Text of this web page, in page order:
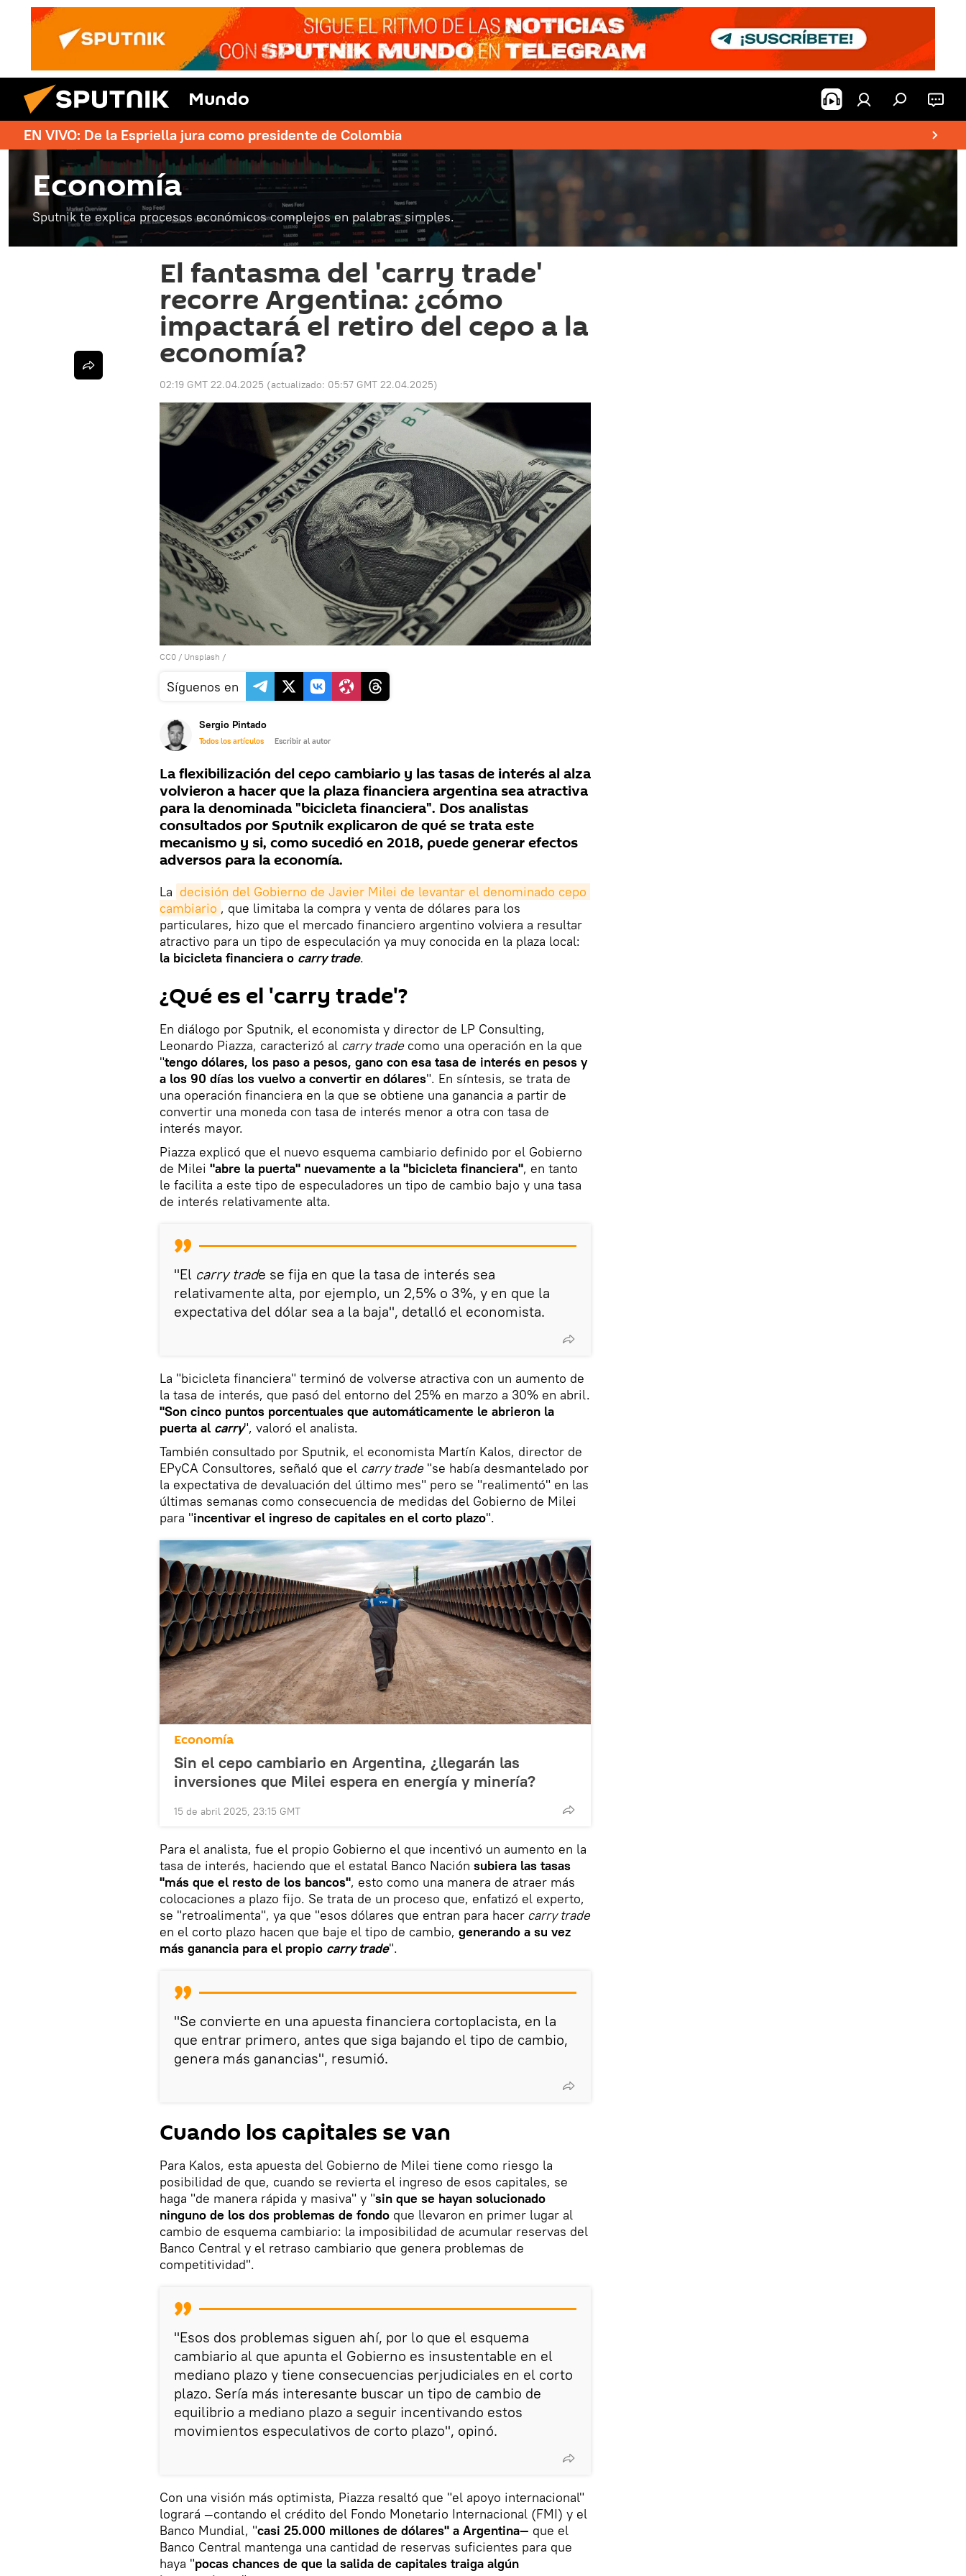
Mundo
EN VIVO: De la Espriella jura como presidente de Colombia
Economía
Sputnik te explica procesos económicos complejos en palabras simples.
El fantasma del 'carry trade'
recorre Argentina: ¿cómo
impactará el retiro del cepo a la
economía?
02:19 GMT 22.04.2025 (actualizado: 05:57 GMT 22.04.2025)
CC0 / Unsplash /
Síguenos en
Sergio Pintado
Todos los artículos Escribir al autor
La flexibilización del cepo cambiario y las tasas de interés al alza
volvieron a hacer que la plaza financiera argentina sea atractiva
para la denominada "bicicleta financiera". Dos analistas
consultados por Sputnik explicaron de qué se trata este
mecanismo y si, como sucedió en 2018, puede generar efectos
adversos para la economía.
La decisión del Gobierno de Javier Milei de levantar el denominado cepo
cambiario , que limitaba la compra y venta de dólares para los
particulares, hizo que el mercado financiero argentino volviera a resultar
atractivo para un tipo de especulación ya muy conocida en la plaza local:
la bicicleta financiera o carry trade.
¿Qué es el 'carry trade'?
En diálogo por Sputnik, el economista y director de LP Consulting,
Leonardo Piazza, caracterizó al carry tradecomo una operación en la que
"tengo dólares, los paso a pesos, gano con esa tasa de interés en pesos y
a los 90 días los vuelvo a convertir en dólares". En síntesis, se trata de
una operación financiera en la que se obtiene una ganancia a partir de
convertir una moneda con tasa de interés menor a otra con tasa de
interés mayor.
Piazza explicó que el nuevo esquema cambiario definido por el Gobierno
de Milei "abre la puerta" nuevamente a la "bicicleta financiera", en tanto
le facilita a este tipo de especuladores un tipo de cambio bajo y una tasa
de interés relativamente alta.
"El carry trade se fija en que la tasa de interés sea
relativamente alta, por ejemplo, un 2,5% o 3%, y en que la
expectativa del dólar sea a la baja", detalló el economista.
La "bicicleta financiera" terminó de volverse atractiva con un aumento de
la tasa de interés, que pasó del entorno del 25% en marzo a 30% en abril.
"Son cinco puntos porcentuales que automáticamente le abrieron la
puerta al carry", valoró el analista.
También consultado por Sputnik, el economista Martín Kalos, director de
EPyCA Consultores, señaló que el carry trade"se había desmantelado por
la expectativa de devaluación del último mes" pero se "realimentó" en las
últimas semanas como consecuencia de medidas del Gobierno de Milei
para "incentivar el ingreso de capitales en el corto plazo".
Economía
Sin el cepo cambiario en Argentina, ¿llegarán las
inversiones que Milei espera en energía y minería?
15 de abril 2025, 23:15 GMT
Para el analista, fue el propio Gobierno el que incentivó un aumento en la
tasa de interés, haciendo que el estatal Banco Nación subiera las tasas
"más que el resto de los bancos", esto como una manera de atraer más
colocaciones a plazo fijo. Se trata de un proceso que, enfatizó el experto,
se "retroalimenta", ya que "esos dólares que entran para hacer carry trade
en el corto plazo hacen que baje el tipo de cambio, generando a su vez
más ganancia para el propio carry trade".
"Se convierte en una apuesta financiera cortoplacista, en la
que entrar primero, antes que siga bajando el tipo de cambio,
genera más ganancias", resumió.
Cuando los capitales se van
Para Kalos, esta apuesta del Gobierno de Milei tiene como riesgo la
posibilidad de que, cuando se revierta el ingreso de esos capitales, se
haga "de manera rápida y masiva" y "sin que se hayan solucionado
ninguno de los dos problemas de fondo que llevaron en primer lugar al
cambio de esquema cambiario: la imposibilidad de acumular reservas del
Banco Central y el retraso cambiario que genera problemas de
competitividad".
"Esos dos problemas siguen ahí, por lo que el esquema
cambiario al que apunta el Gobierno es insustentable en el
mediano plazo y tiene consecuencias perjudiciales en el corto
plazo. Sería más interesante buscar un tipo de cambio de
equilibrio a mediano plazo a seguir incentivando estos
movimientos especulativos de corto plazo", opinó.
Con una visión más optimista, Piazza resaltó que "el apoyo internacional"
logrará —contando el crédito del Fondo Monetario Internacional (FMI) y el
Banco Mundial, "casi 25.000 millones de dólares" a Argentina— que el
Banco Central mantenga una cantidad de reservas suficientes para que
haya "pocas chances de que la salida de capitales traiga algún